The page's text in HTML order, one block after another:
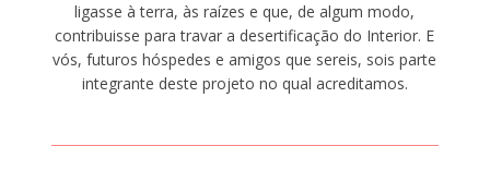
ligasse à terra, às raízes e que, de algum modo,
contribuisse para travar a desertificação do Interior. E
vós, futuros hóspedes e amigos que sereis, sois parte
integrante deste projeto no qual acreditamos.